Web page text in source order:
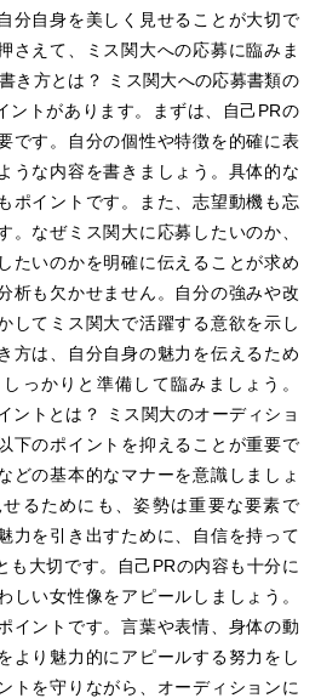
分自身を美しく見せることが大切で
さえて、ミス関大への応募に臨みま
き方とは？ ミス関大への応募書類の
ントがあります。まずは、自己PRの
です。自分の個性や特徴を的確に表
うな内容を書きましょう。具体的な
ポイントです。また、志望動機も忘
。なぜミス関大に応募したいのか、
たいのかを明確に伝えることが求め
析も欠かせません。自分の強みや改
してミス関大で活躍する意欲を示し
方は、自分自身の魅力を伝えるため
っかりと準備して臨みましょう。
ントとは？ ミス関大のオーディショ
下のポイントを抑えることが重要で
どの基本的なマナーを意識しましょ
るためにも、姿勢は重要な要素で
力を引き出すために、自信を持って
も大切です。自己PRの内容も十分に
しい女性像をアピールしましょう。
イントです。言葉や表情、身体の動
より魅力的にアピールする努力をし
トを守りながら、オーディションに